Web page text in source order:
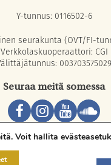
Y-tunnus: 0116502-6
seurakunta (OVT/FI-
Verkkolaskuoperaattori: CGI
003703575029
Seuraa meitä somessa
Parish of Helsinki.
Voit hallita